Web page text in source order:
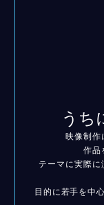
うち
映像制作
作品
テーマに実際に
目的に若手を中